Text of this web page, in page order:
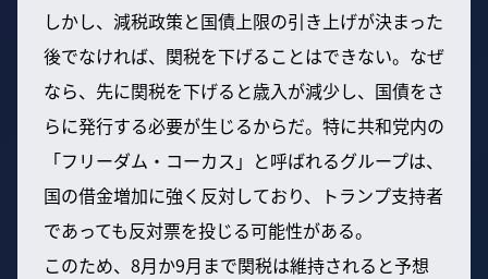
しかし、減税政策と国債上限の引き上げが決まった
後でなければ、関税を下げることはできない。なぜ
なら、先に関税を下げると歳入が減少し、国債をさ
らに発行する必要が生じるからだ。特に共和党内の
「フリーダム・コーカス」と呼ばれるグループは、
国の借金増加に強く反対しており、トランプ支持者
であっても反対票を投じる可能性がある。
このため、8月か9月まで関税は維持されると予想